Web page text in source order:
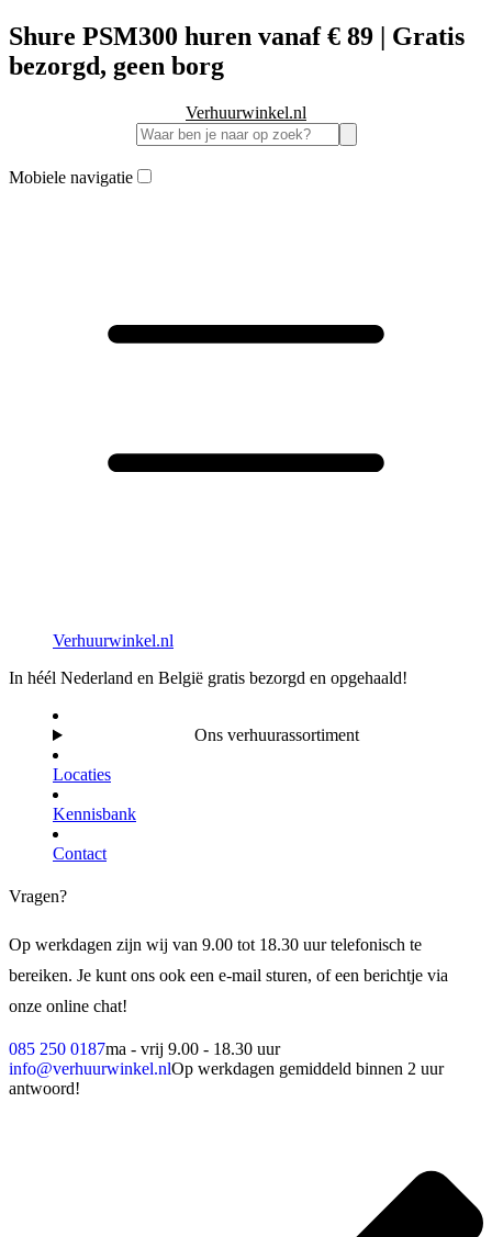
Shure PSM300 huren vanaf € 89 | Gratis
bezorgd, geen borg
Verhuurwinkel.nl
Mobiele navigatie
Verhuurwinkel.nl
In héél Nederland en België gratis bezorgd en opgehaald!
Ons verhuurassortiment
Locaties
Kennisbank
Contact
Vragen?
Op werkdagen zijn wij van 9.00 tot 18.30 uur telefonisch te
bereiken. Je kunt ons ook een e-mail sturen, of een berichtje via
onze online chat!
085 250 0187ma - vrij 9.00 - 18.30 uur
info@verhuurwinkel.nlOp werkdagen gemiddeld binnen 2 uur
antwoord!